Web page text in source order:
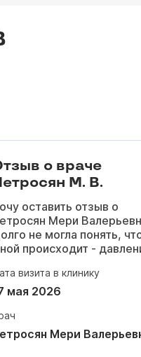
о враче
М. В.
оставить отзыв о
Мери
не могла понять,
происходит -
появилась одышка
тревога из-за
раз куда-то идти,
что до этого врачи
визита в клинику
мая 2026
Мери